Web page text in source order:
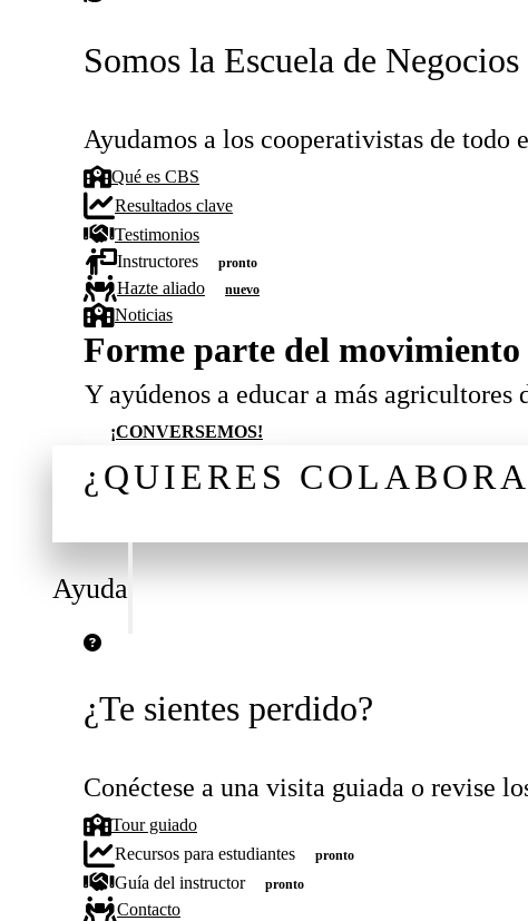
Somos la Escuela de
Ayudamos a los cooperativistas de todo
Qué es CBS
Resultados clave
Testimonios
Instructores
pronto
Hazte aliado nuevo
Noticias
Forme parte del
Y ayúdenos a educar a más agricultores
¡CONVERSEMOS!
¿QUIERES
Ayuda
¿Te sientes perdido?
Conéctese a una visita guiada o revise
Tour guiado
Recursos para estudiantes
pronto
Guía del instructor pronto
Contacto